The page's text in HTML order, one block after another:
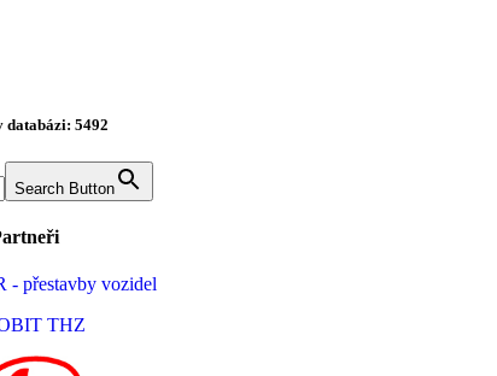
databázi: 5492
Search Button